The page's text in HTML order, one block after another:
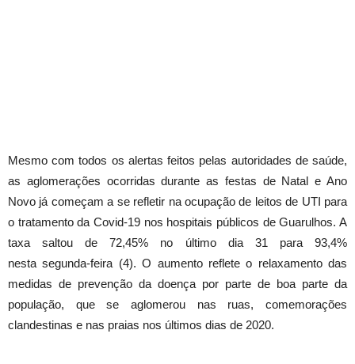
Mesmo com todos os alertas feitos pelas autoridades de saúde,
as aglomerações ocorridas durante as festas de Natal e Ano
Novo já começam a se refletir na ocupação de leitos de UTI para
o tratamento da Covid-19 nos hospitais públicos de Guarulhos. A
taxa saltou de 72,45% no último dia 31 para 93,4%
nesta segunda-feira (4). O aumento reflete o relaxamento das
medidas de prevenção da doença por parte de boa parte da
população, que se aglomerou nas ruas, comemorações
clandestinas e nas praias nos últimos dias de 2020.